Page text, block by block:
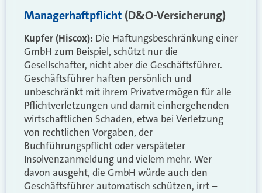
Managerhaftpflicht (D&O-Versicherung)
Kupfer (Hiscox): Die Haftungsbeschränkung einer
GmbH zum Beispiel, schützt nur die
Gesellschafter, nicht aber die Geschäftsführer.
Geschäftsführer haften persönlich und
unbeschränkt mit ihrem Privatvermögen für alle
Pflichtverletzungen und damit einhergehenden
wirtschaftlichen Schaden, etwa bei Verletzung
von rechtlichen Vorgaben, der
Buchführungspflicht oder verspäteter
Insolvenzanmeldung und vielem mehr. Wer
davon ausgeht, die GmbH würde auch den
Geschäftsführer automatisch schützen, irrt –